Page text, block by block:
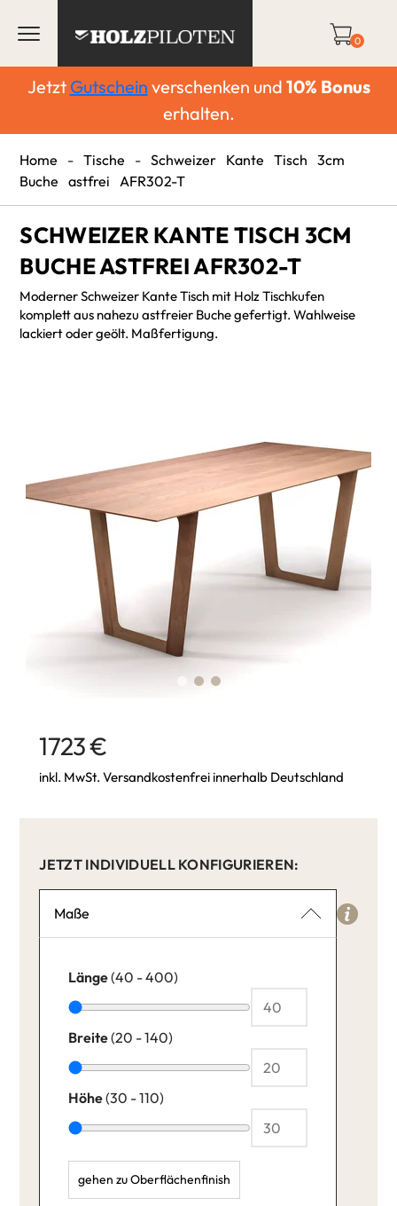
0
Jetzt Gutschein verschenken und 10% Bonus
erhalten.
Home - Tische - Schweizer Kante Tisch 3cm
Buche astfrei AFR302-T
SCHWEIZER KANTE TISCH 3CM
BUCHE ASTFREI AFR302-T
Moderner Schweizer Kante Tisch mit Holz Tischkufen
komplett aus nahezu astfreier Buche gefertigt. Wahlweise
lackiert oder geölt. Maßfertigung.
1723 €
inkl. MwSt. Versandkostenfrei innerhalb Deutschland
JETZT INDIVIDUELL KONFIGURIEREN:
Maße
Länge(40 - 400)
Breite(20 - 140)
Höhe(30 - 110)
gehen zu Oberflächenfinish